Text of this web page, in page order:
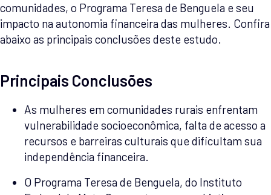
comunidades, o Programa Teresa de Benguela e seu
impacto na autonomia financeira das mulheres. Confira
abaixo as principais conclusões deste estudo.
Principais Conclusões
As mulheres em comunidades rurais enfrentam
vulnerabilidade socioeconômica, falta de acesso a
recursos e barreiras culturais que dificultam sua
independência financeira.
O Programa Teresa de Benguela, do Instituto